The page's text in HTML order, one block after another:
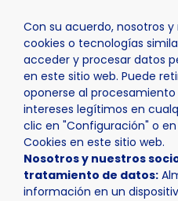
Con su acuerdo, nosotros
cookies o tecnologías
acceder y procesar datos
en este sitio web. Puede
oponerse al
intereses legítimos en
clic en "Configuración" o
Cookies en este sitio web.
Nosotros y nuestros
tratamiento de datos:
información en un
Inicio Actualidad